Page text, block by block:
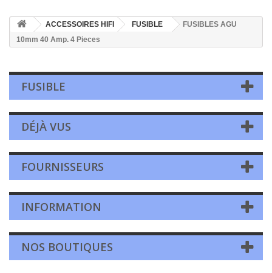
ACCESSOIRES HIFI FUSIBLE
FUSIBLES AGU
10mm 40 Amp. 4 Pieces
FUSIBLE
DÉJÀ VUS
FOURNISSEURS
INFORMATION
NOS BOUTIQUES